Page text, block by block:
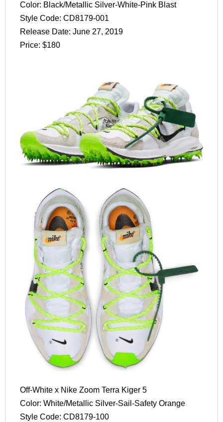
Color: Black/Metallic Silver-White-Pink Blast
Style Code: CD8179-001
Release Date: June 27, 2019
Price: $180
Off-White x Nike Zoom Terra Kiger 5
Color: White/Metallic Silver-Sail-Safety Orange
Style Code: CD8179-100